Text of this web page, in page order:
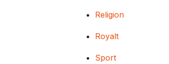
Religion
Royalt
Sport